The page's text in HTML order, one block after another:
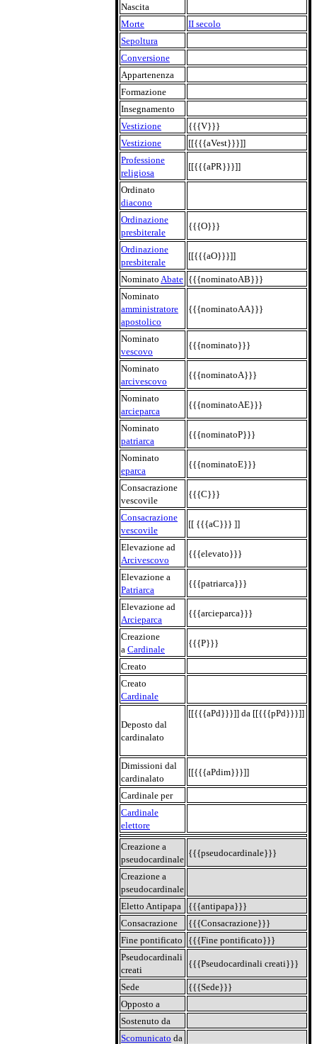
Nascita
Morte
II secolo
Sepoltura
Conversione
Appartenenza
Formazione
Insegnamento
Vestizione
{{{V}}}
Vestizione
[[{{{aVest}}}]]
Professione
religiosa
[[{{{aPR}}}]]
Ordinato
diacono
Ordinazione
presbiterale
{{{O}}}
Ordinazione
presbiterale
[[{{{aO}}}]]
Nominato Abate {{{nominatoAB}}}
Nominato
amministratore
apostolico
{{{nominatoAA}}}
Nominato
vescovo
{{{nominato}}}
Nominato
arcivescovo
{{{nominatoA}}}
Nominato
arcieparca
{{{nominatoAE}}}
Nominato
patriarca
{{{nominatoP}}}
Nominato
eparca
{{{nominatoE}}}
Consacrazione
vescovile
{{{C}}}
Consacrazione
vescovile
[[ {{{aC}}} ]]
Elevazione ad
Arcivescovo
{{{elevato}}}
Elevazione a
Patriarca
{{{patriarca}}}
Elevazione ad
Arcieparca
{{{arcieparca}}}
Creazione
a Cardinale
{{{P}}}
Creato
Creato
Cardinale
Deposto dal
cardinalato
[[{{{aPd}}}]] da [[{{{pPd}}}]]
Dimissioni dal
cardinalato
[[{{{aPdim}}}]]
Cardinale per
Cardinale
elettore
Creazione a
pseudocardinale
{{{pseudocardinale}}}
Creazione a
pseudocardinale
Eletto Antipapa
{{{antipapa}}}
Consacrazione
{{{Consacrazione}}}
Fine pontificato
{{{Fine pontificato}}}
Pseudocardinali
creati
{{{Pseudocardinali creati}}}
Sede
{{{Sede}}}
Opposto a
Sostenuto da
Scomunicato da